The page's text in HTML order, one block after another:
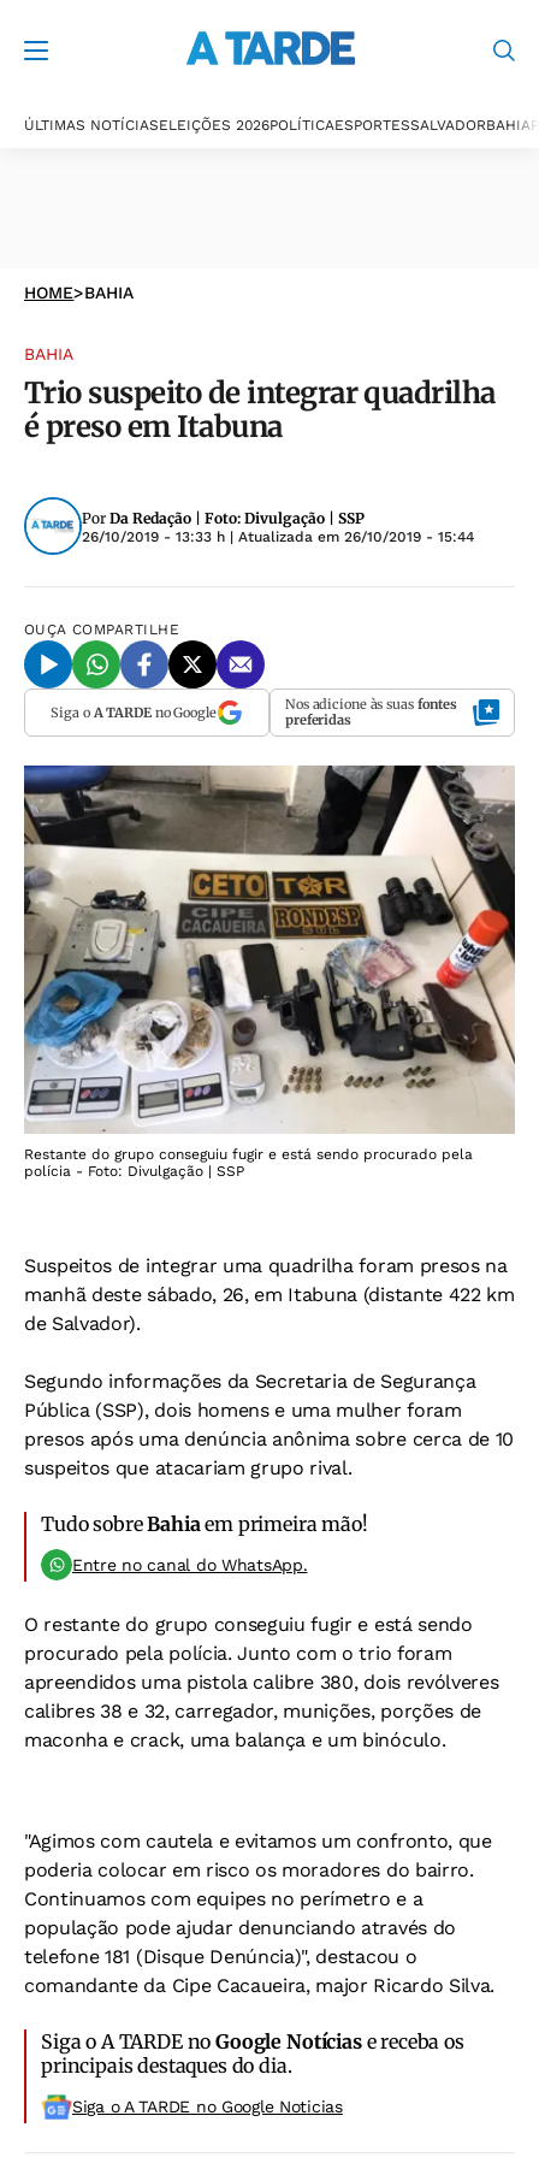
ÚLTIMAS NOTÍCIASELEIÇÕES 2026POLÍTICAESPORTESSALVADORBAHIA
HOME>BAHIA
BAHIA
Trio suspeito de integrar quadrilha
é preso em Itabuna
Por Da Redação | Foto: Divulgação | SSP
26/10/2019 - 13:33 h | Atualizada em 26/10/2019 - 15:44
OUÇA COMPARTILHE
Siga o A TARDEno Google Nos adicione às suas fontes
preferidas
Restante do grupo conseguiu fugir e está sendo procurado pela
polícia - Foto: Divulgação | SSP
Suspeitos de integrar uma quadrilha foram presos na
manhã deste sábado, 26, em Itabuna (distante 422 km
de Salvador).
Segundo informações da Secretaria de Segurança
Pública (SSP), dois homens e uma mulher foram
presos após uma denúncia anônima sobre cerca de 10
suspeitos que atacariam grupo rival.
Tudo sobreBahiaem primeira mão!
Entre no canal do WhatsApp.
O restante do grupo conseguiu fugir e está sendo
procurado pela polícia. Junto com o trio foram
apreendidos uma pistola calibre 380, dois revólveres
calibres 38 e 32, carregador, munições, porções de
maconha e crack, uma balança e um binóculo.
"Agimos com cautela e evitamos um confronto, que
poderia colocar em risco os moradores do bairro.
Continuamos com equipes no perímetro e a
população pode ajudar denunciando através do
telefone 181 (Disque Denúncia)", destacou o
comandante da Cipe Cacaueira, major Ricardo Silva.
Siga o A TARDE noGoogle Notíciase receba os
principais destaques do dia.
Siga o A TARDE no Google Noticias